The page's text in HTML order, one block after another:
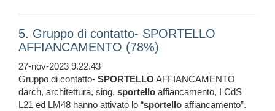
5. Gruppo di contatto- SPORTELLO
AFFIANCAMENTO (78%)
27-nov-2023 9.22.43
Gruppo di contatto- SPORTELLO AFFIANCAMENTO
darch, architettura, sing, sportello affiancamento, I CdS
L21 ed LM48 hanno attivato lo “sportello affiancamento”.